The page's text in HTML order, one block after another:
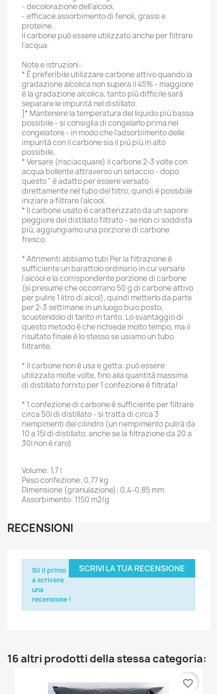
- decolorazione dell'alcool,
- efficace assorbimento di fenoli, grassi e
proteine .
Il carbone può essere utilizzato anche per filtrare
l'acqua.
Note e istruzioni:
* È preferibile utilizzare carbone attivo quando la
gradazione alcolica non supera il 45% - maggiore
è la gradazione alcolica, tanto più difficile sarà
separare le impurità nel distillato.
]* Mantenere la temperatura del liquido più bassa
possibile - si consiglia di congelarlo prima nel
congelatore - in modo che l'adsorbimento delle
impurità con il carbone sia il più più in alto
possibile.
* Versare (risciacquare) il carbone 2-3 volte con
acqua bollente attraverso un setaccio - dopo
questo " è adatto per essere versato
direttamente nel tubo del filtro, quindi è possibile
iniziare a filtrare l'alcool.
* Il carbone usato è caratterizzato da un sapore
peggiore del distillato filtrato - se non ci soddisfa
più, aggiungiamo una porzione di carbone
fresco.
* Altrimenti abbiamo tubi Per la filtrazione è
sufficiente un barattolo ordinario in cui versare
l'alcool e la corrispondente porzione di carbone
(si presume che occorrano 50 g di carbone attivo
per pulire 1 litro di alcol), quindi metterlo da parte
per 2-3 settimane in un luogo buio posto,
scuotendolo di tanto in tanto. Lo svantaggio di
questo metodo è che richiede molto tempo, ma il
risultato finale è lo stesso se usiamo un tubo
filtrante.
* Il carbone non è usa e getta: può essere
utilizzato molte volte, fino alla quantità massima
di distillato fornito per 1 confezione è filtrata!
* 1 confezione di carbone è sufficiente per filtrare
circa 50l di distillato - si tratta di circa 3
riempimenti del cilindro (un riempimento pulirà da
10 a 15l di distillato, anche se la filtrazione da 20 a
30l non è raro)
Volume: 1,7 l
Peso confezione: 0,77 kg
Dimensione (granulazione): 0,4-0,85 mm
Assorbimento: 1150 m2/g
RECENSIONI
SCRIVI LA TUA RECENSIONE
Sii il primo
a scrivere
una
recensione !
16 altri prodotti della stessa categoria:
favorite_border